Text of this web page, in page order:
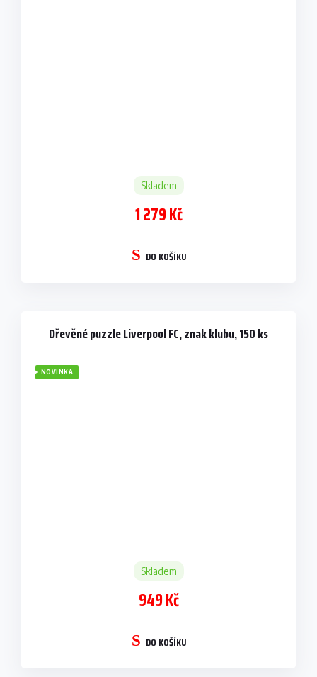
Skladem
1 279 Kč
DO KOŠÍKU
Dřevěné puzzle Liverpool FC, znak klubu, 150 ks
NOVINKA
Skladem
949 Kč
DO KOŠÍKU